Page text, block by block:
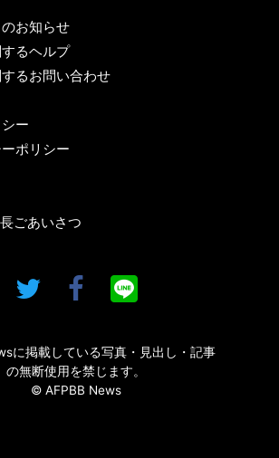
お知らせ
るヘルプ
るお問い合わせ
ー
ポリシー
ごあいさつ
に掲載している写真・見出し・記事
の無断使用を禁じます。
© AFPBB News